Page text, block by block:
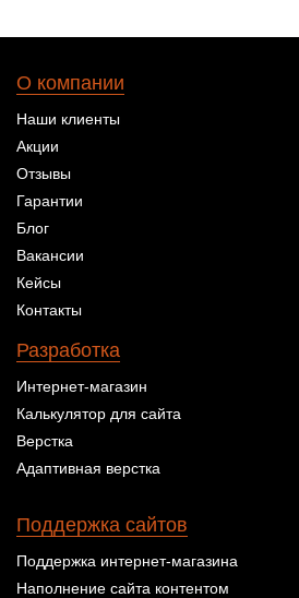
О компании
Наши клиенты
Акции
Отзывы
Гарантии
Блог
Вакансии
Кейсы
Контакты
Разработка
Интернет-магазин
Калькулятор для сайта
Верстка
Адаптивная верстка
Поддержка сайтов
Поддержка интернет-магазина
Наполнение сайта контентом